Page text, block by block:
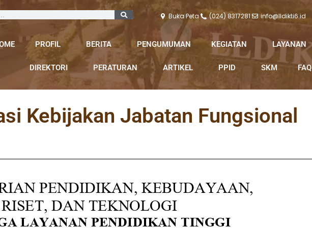
Buka Peta (024) 8317281 info@lldikti6.id
PROFIL BERITA PENGUMUMAN KEGIATAN LAYANAN
DIREKTORI PERATURAN ARTIKEL PPID SKM FAQ
Kebijakan Jabatan Fungsional